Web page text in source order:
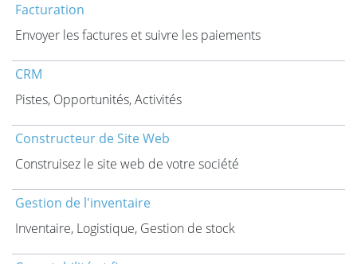
Facturation
Envoyer les factures et suivre les paiements
CRM
Pistes, Opportunités, Activités
Constructeur de Site Web
Construisez le site web de votre société
Gestion de l'inventaire
Inventaire, Logistique, Gestion de stock